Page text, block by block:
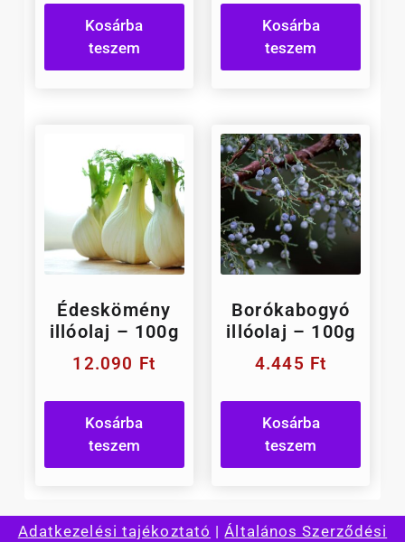
Kosárba
teszem
Kosárba
teszem
Édeskömény
illóolaj – 100g
12.090 Ft
Kosárba
teszem
Borókabogyó
illóolaj – 100g
4.445 Ft
Kosárba
teszem
Adatkezelési tajékoztató |Általános Szerződési